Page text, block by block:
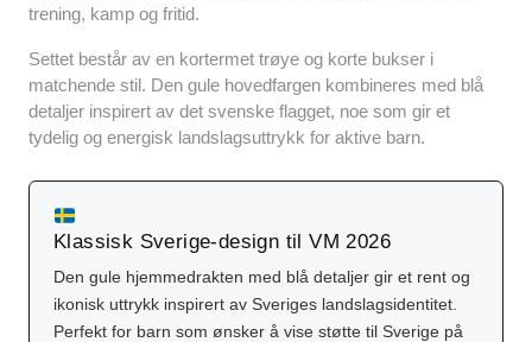
trening, kamp og fritid.
Settet består av en kortermet trøye og korte bukser i
matchende stil. Den gule hovedfargen kombineres med blå
detaljer inspirert av det svenske flagget, noe som gir et
tydelig og energisk landslagsuttrykk for aktive barn.
Klassisk Sverige-design til VM 2026
Den gule hjemmedrakten med blå detaljer gir et rent og
ikonisk uttrykk inspirert av Sveriges landslagsidentitet.
Perfekt for barn som ønsker å vise støtte til Sverige på